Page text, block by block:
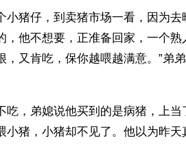
小猪仔，到卖猪市场一看，因为
，他不想要，正准备回家，一个熟
，又肯吃，保你越喂越满意。”弟
吃，弟媳说他买到的是病猪，上
小猪，小猪却不见了。他以为昨